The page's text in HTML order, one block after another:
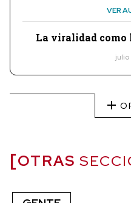
VER
La viralidad como
julio
OTRAS